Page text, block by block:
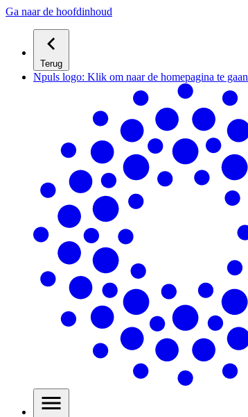
Ga naar de hoofdinhoud
Terug
Npuls logo: Klik om naar de homepagina te gaan